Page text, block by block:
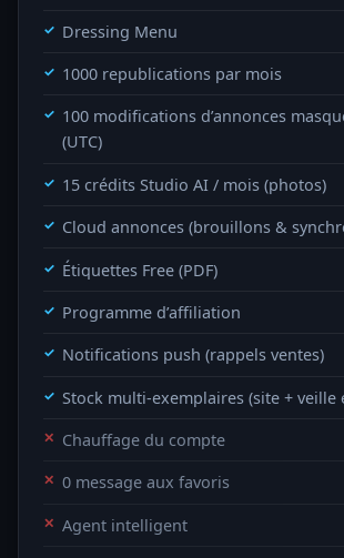
Dressing Menu
1000 republications par mois
100 modifications d’annonces
(UTC)
15 crédits Studio AI / mois (photos)
Cloud annonces (brouillons &
Étiquettes Free (PDF)
Programme d’affiliation
Notifications push (rappels ventes)
Stock multi-exemplaires (site + veille
Chauffage du compte
0 message aux favoris
Agent intelligent